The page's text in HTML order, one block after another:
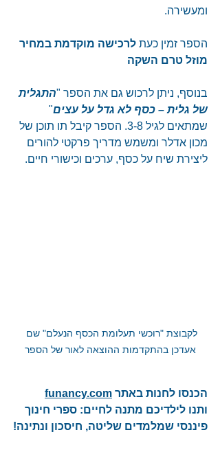
ומעשירה.
הספר זמין כעת לרכישה מוקדמת במחיר
מוזל טרם השקה
בנוסף, ניתן לרכוש גם את הספר "התגלית
של גלית – כסף לא גדל על עצים"
שמתאים לגיל 3-8. הספר קיבל תו תוכן של
מכון אדלר ומשמש מדריך פרקטי להורים
ליצירת שיח על כסף, ערכים וכישורי חיים.
לקבוצת "רוכשי תעלומת הכסף הנעלם" שם
אעדכן בהתקדמות ההוצאה לאור של הספר
הכנסו לחנות באתר funancy.com
ותנו לילדיכם מתנה לחיים: ספרי חינוך
פיננסי שמלמדים שליטה, חיסכון ונתינה!